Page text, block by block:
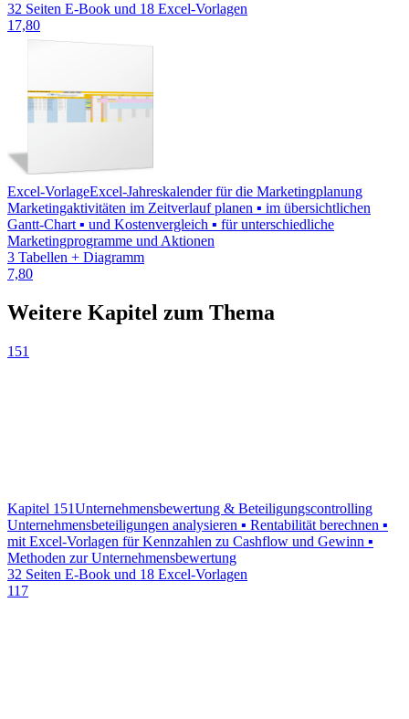
32 Seiten E-Book und 18 Excel-Vorlagen
17,80
Excel-VorlageExcel-Jahreskalender für die Marketingplanung
Marketingaktivitäten im Zeitverlauf planen ▪ im übersichtlichen
Gantt-Chart ▪ und Kostenvergleich ▪ für unterschiedliche
Marketingprogramme und Aktionen
3 Tabellen + Diagramm
7,80
Weitere Kapitel zum Thema
151
Kapitel 151Unternehmensbewertung & Beteiligungscontrolling
Unternehmensbeteiligungen analysieren ▪ Rentabilität berechnen ▪
mit Excel-Vorlagen für Kennzahlen zu Cashflow und Gewinn ▪
Methoden zur Unternehmensbewertung
32 Seiten E-Book und 18 Excel-Vorlagen
117